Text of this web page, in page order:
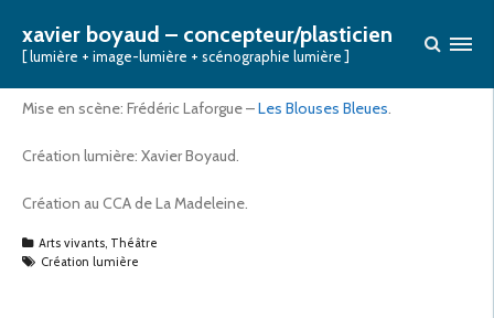
xavier boyaud – concepteur/plasticien
[ lumière + image-lumière + scénographie lumière ]
PAMPERS’ PARK
Posted on 8 juillet 2003
Mise en scène: Frédéric Laforgue –Les Blouses Bleues.
Création lumière: Xavier Boyaud.
Création au CCA de La Madeleine.
Arts vivants Théâtre
Création lumière